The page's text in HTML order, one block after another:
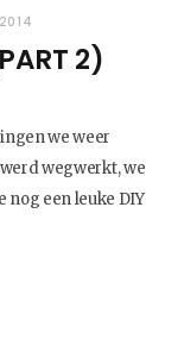
2)
we weer
wegwerkt, we
een leuke DIY